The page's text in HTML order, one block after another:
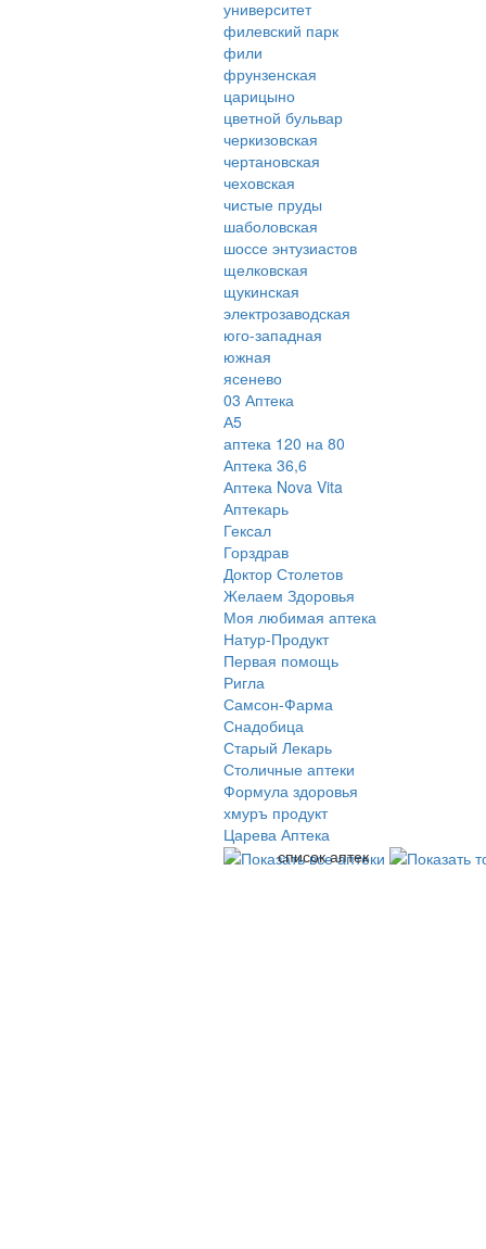
университет
филевский парк
фили
фрунзенская
царицыно
цветной бульвар
черкизовская
чертановская
чеховская
чистые пруды
шаболовская
шоссе энтузиастов
щелковская
щукинская
электрозаводская
юго-западная
южная
ясенево
03 Аптека
А5
аптека 120 на 80
Аптека 36,6
Аптека Nova Vita
Аптекарь
Гексал
Горздрав
Доктор Столетов
Желаем Здоровья
Моя любимая аптека
Натур-Продукт
Первая помощь
Ригла
Самсон-Фарма
Снадобица
Старый Лекарь
Столичные аптеки
Формула здоровья
хмуръ продукт
Царева Аптека
список аптек